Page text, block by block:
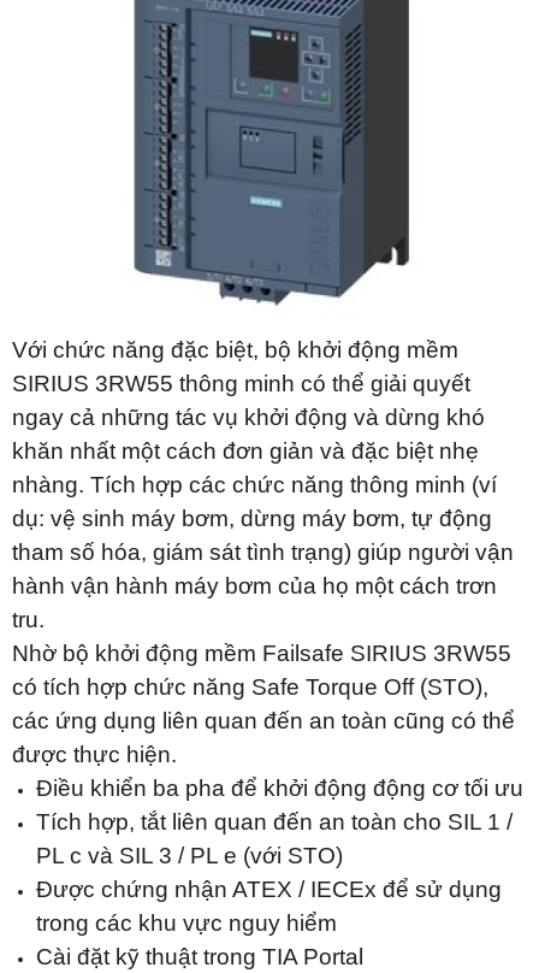
Với chức năng đặc biệt, bộ khởi động mềm
SIRIUS 3RW55 thông minh có thể giải quyết
ngay cả những tác vụ khởi động và dừng khó
khăn nhất một cách đơn giản và đặc biệt nhẹ
nhàng. Tích hợp các chức năng thông minh (ví
dụ: vệ sinh máy bơm, dừng máy bơm, tự động
tham số hóa, giám sát tình trạng) giúp người vận
hành vận hành máy bơm của họ một cách trơn
tru.
Nhờ bộ khởi động mềm Failsafe SIRIUS 3RW55
có tích hợp chức năng Safe Torque Off (STO),
các ứng dụng liên quan đến an toàn cũng có thể
được thực hiện.
Điều khiển ba pha để khởi động động cơ tối ưu
Tích hợp, tắt liên quan đến an toàn cho SIL 1 /
PL c và SIL 3 / PL e (với STO)
Được chứng nhận ATEX / IECEx để sử dụng
trong các khu vực nguy hiểm
Cài đặt kỹ thuật trong TIA Portal